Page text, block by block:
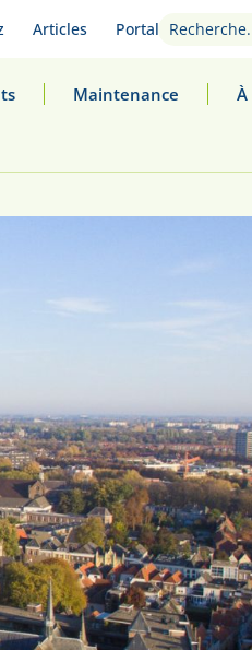
Articles Portal
Maintenance